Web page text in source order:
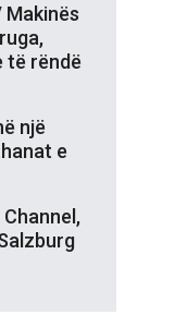
të rëndë
një
e